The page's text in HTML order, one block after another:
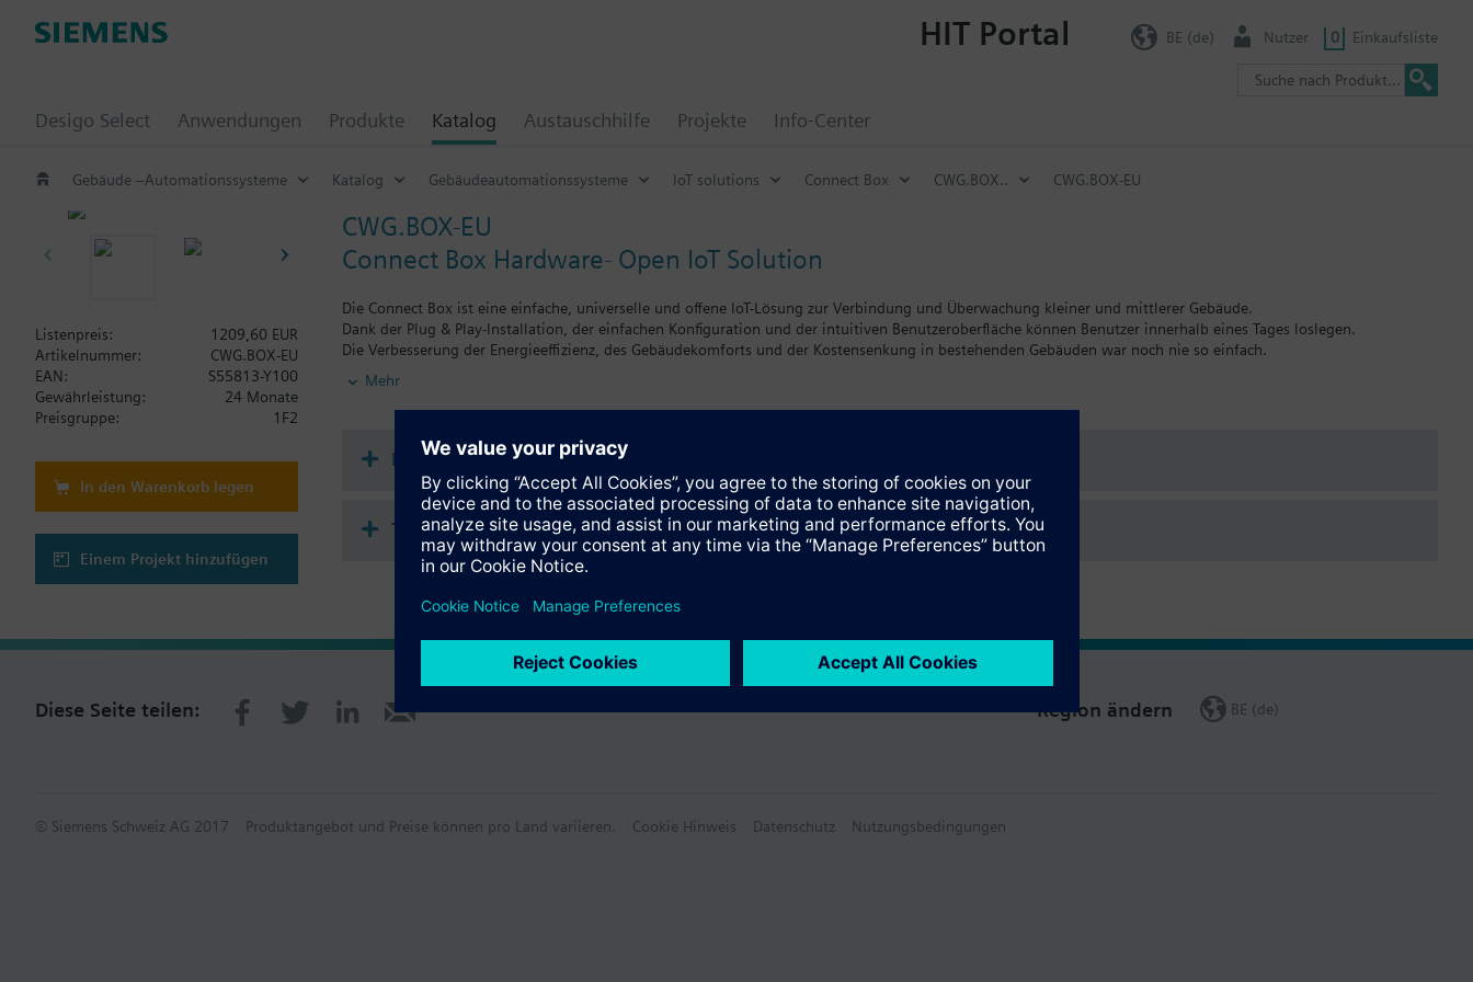
Desigo Select Anwendungen Produkte Katalog Austauschhilfe Projekte Info-Center
HIT Portal BE (de) Nutzer 0 Einkaufsliste
Gebäude –Automationssysteme Katalog Gebäudeautomationssysteme IoT solutions Connect Box CWG.BOX.. CWG.BOX-EU
CWG.BOX-EU
Connect Box Hardware- Open IoT Solution
Die Connect Box ist eine einfache, universelle und offene IoT-Lösung zur Verbindung und Überwachung kleiner und mittlerer Gebäude.
Dank der Plug & Play-Installation, der einfachen Konfiguration und der intuitiven Benutzeroberfläche können Benutzer innerhalb eines Tages loslegen.
Die Verbesserung der Energieeffizienz, des Gebäudekomforts und der Kostensenkung in bestehenden Gebäuden war noch nie so einfach.
- Bibliothek mit über 500 anschlussfertigen Feldgeräten
- Intelligenter Konverter von 11 Kommunikationsprotokollen, sowohl Standard- als auch proprietäre, drahtgebundene und Funkprotokolle
minimieren). Befehle (Downlink) werden sofort gesendet
- Lokale oder Cloud-Konnektivität über 4G IP, Feldbus
- Over-the-air-Updates über 4G
- Lokales privates IoT-Netzwerk auf Basis von LoRa
- Leistungsstarke Integration bis hin zu Anwendungen von Drittanbietern
- Full-Service, keine Netzwerkkenntnisse erforderlich dank 4G-Cloud-Konnektivität
- BMS Essentials in der Benutzerkonsole auf connectbox.siemens.com enthalten
- Öffentliches API-Management und Dokumentation
Mehr
Listenpreis:
1209,60 EUR
Artikelnummer:
CWG.BOX-EU
EAN:
S55813-Y100
Gewährleistung:
24 Monate
Preisgruppe:
1F2
In den Warenkorb legen
Einem Projekt hinzufügen
Dokumente
Technische Daten
Diese Seite teilen: Region ändern BE (de)
© Siemens Schweiz AG 2017 Produktangebot und Preise können pro Land variieren. Cookie Hinweis Datenschutz Nutzungsbedingungen